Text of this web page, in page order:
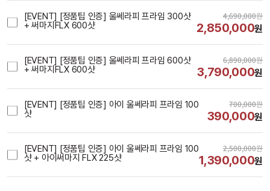
[EVENT] [정품팁 인증] 울쎄라피 프라임 300샷
+ 써마지FLX 600샷
4,690,000원
2,850,000원
[EVENT] [정품팁 인증] 울쎄라피 프라임 600샷
+ 써마지FLX 600샷
6,890,000원
3,790,000원
[EVENT] [정품팁 인증] 아이 울쎄라피 프라임 100
샷
700,000원
390,000원
[EVENT] [정품팁 인증] 아이 울쎄라피 프라임 100
샷 + 아이써마지 FLX 225샷
2,500,000원
1,390,000원